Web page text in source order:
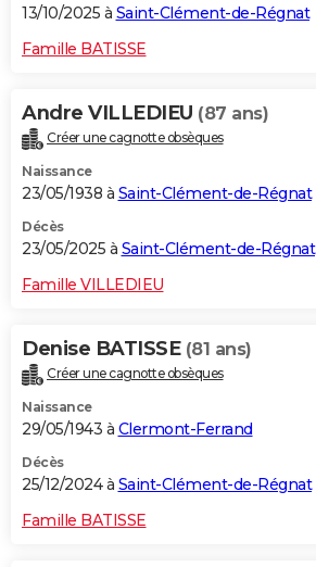
13/10/2025 à Saint-Clément-de-Régnat
Famille BATISSE
Andre VILLEDIEU (87 ans)
Créer une cagnotte obsèques
Naissance
23/05/1938 à Saint-Clément-de-Régnat
Décès
23/05/2025 à Saint-Clément-de-Régnat
Famille VILLEDIEU
Denise BATISSE (81 ans)
Créer une cagnotte obsèques
Naissance
29/05/1943 à Clermont-Ferrand
Décès
25/12/2024 à Saint-Clément-de-Régnat
Famille BATISSE